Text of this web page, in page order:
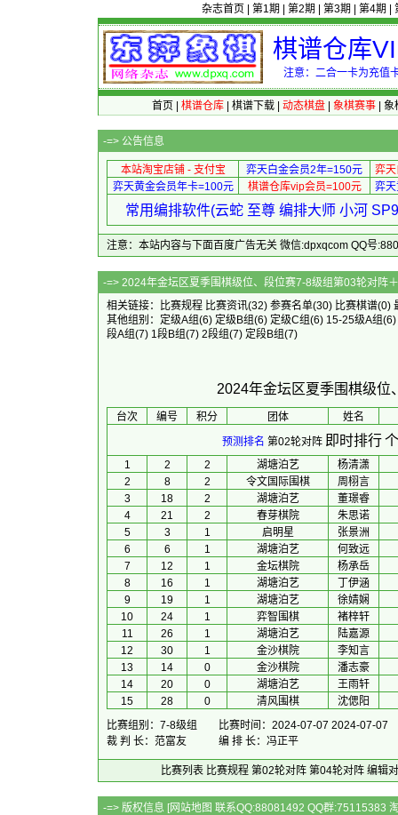
杂志首页 第1期 第2期 第3期 第4期
棋谱仓库
注意：二合一卡为充值
首页 棋谱仓库| 棋谱下载| 动态棋盘| 象棋赛事| 象
-=> 公告信息
本站淘宝店铺 - 支付宝 弈天白金会员2年=150元
弈
弈天黄金会员年卡=100元
棋谱仓库vip会员=100元 弈
常用编排软件(云蛇 至尊 编排大师 小河
注意：本站内容与下面百度广告无关 微信:dpxqcom QQ号
-=> 2024年金坛区夏季围棋级位、段位
相关链接：
比赛规程 比赛资讯(32) 参赛名单(30) 比赛棋谱(0)
其他组别： 定级A组(6) 定级B组(6) 定级C组(6) 15-25级A组(6)
段A组(7) 1段B组(7) 2段组(7) 定段B组(7)
2024年金坛区夏季围棋级位
台次 编号 积分 团体 姓名
预测排名 第02轮对阵 即时排行
1 2 2 湖塘泊艺
杨清潇
2
8 2 令文国际围棋
周栩言
3
18 2 湖塘泊艺
董璟睿
4
21 2 春芽棋院
朱思诺
5
3 1 启明星
张景洲
6
6 1 湖塘泊艺
何致远
7
12 1 金坛棋院
杨承岳
8
16 1 湖塘泊艺
丁伊涵
9
19 1 湖塘泊艺
徐婧娴
10
24 1 弈智围棋
褚梓轩
11
26 1 湖塘泊艺
陆嘉源
12
30 1 金沙棋院
李知言
13
14 0 金沙棋院
潘志豪
14
20 0 湖塘泊艺
王雨轩
15
28 0 清风围棋
沈偲阳
比赛组别：7-8级组
比赛时间：2024-07-07 2024-07-07
裁 判 长：范富友
编 排 长：冯正平
比赛列表 比赛规程 第02轮对阵 第04轮对阵 编辑
-=> 版权信息 [网站地图 联系QQ:88081492 QQ群:75115383